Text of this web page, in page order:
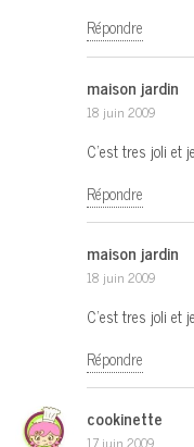
Répondre
maison jardin
18 juin 2009
C’est tres joli et
Répondre
maison jardin
18 juin 2009
C’est tres joli et
Répondre
cookinette